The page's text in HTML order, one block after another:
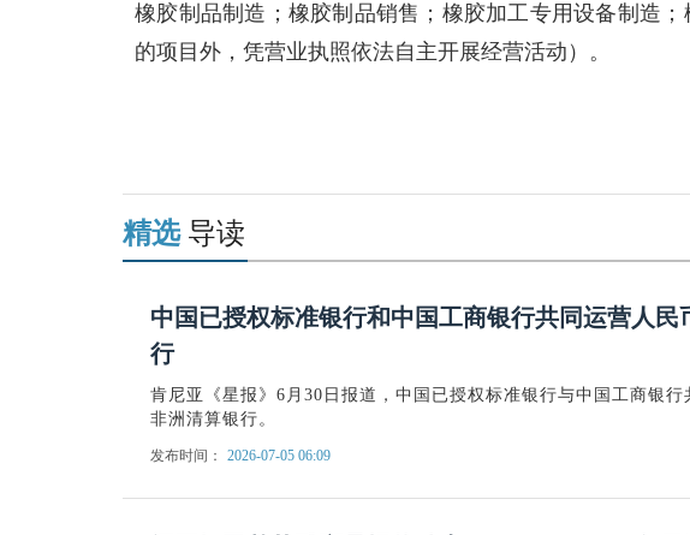
橡胶制品制造；橡胶制品销售；橡胶加工专用设备制造
的项目外，凭营业执照依法自主开展经营活动）。
精选导读
中国已授权标准银行和中国工商银行共同运营人民
行
肯尼亚《星报》6月30日报道，中国已授权标准银行与中国工商银行
非洲清算银行。
发布时间： 2026-07-05 06:09